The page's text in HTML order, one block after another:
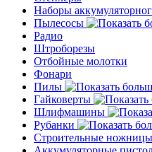
Наборы
Пылесосы
Радио
Штроборезы
Отбойные молотки
Фонари
Пилы
Гайковерты
Шлифмашины
Рубанки
Строительные ножницы